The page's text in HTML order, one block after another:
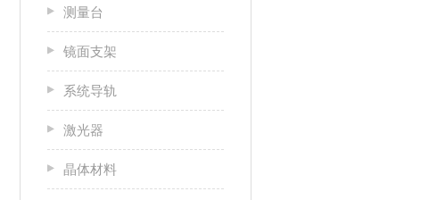
测量台
镜面支架
系统导轨
激光器
晶体材料